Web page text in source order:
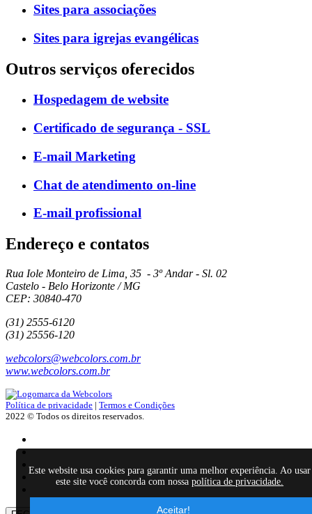
Sites para associações
Sites para igrejas evangélicas
Outros serviços oferecidos
Hospedagem de website
Certificado de segurança - SSL
E-mail Marketing
Chat de atendimento on-line
E-mail profissional
Endereço e contatos
Rua Iole Monteiro de Lima, 35 - 3º Andar - Sl. 02
Castelo - Belo Horizonte / MG
CEP: 30840-470
(31) 2555-6120
(31) 25556-120
webcolors@webcolors.com.br
www.webcolors.com.br
Política de privacidade | Termos e Condições
2022 © Todos os direitos reservados.
Este website usa cookies para garantir uma melhor experiência. Ao usar
este site você concorda com nossapolítica de privacidade.
Aceitar!